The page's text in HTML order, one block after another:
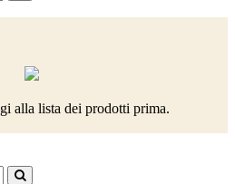
alla lista dei prodotti prima.